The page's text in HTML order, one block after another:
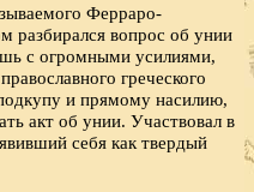
Ферраро-
разбирался вопрос об унии
с огромными усилиями,
греческого
и прямому насилию,
акт об унии. Участвовал в
себя как твердый